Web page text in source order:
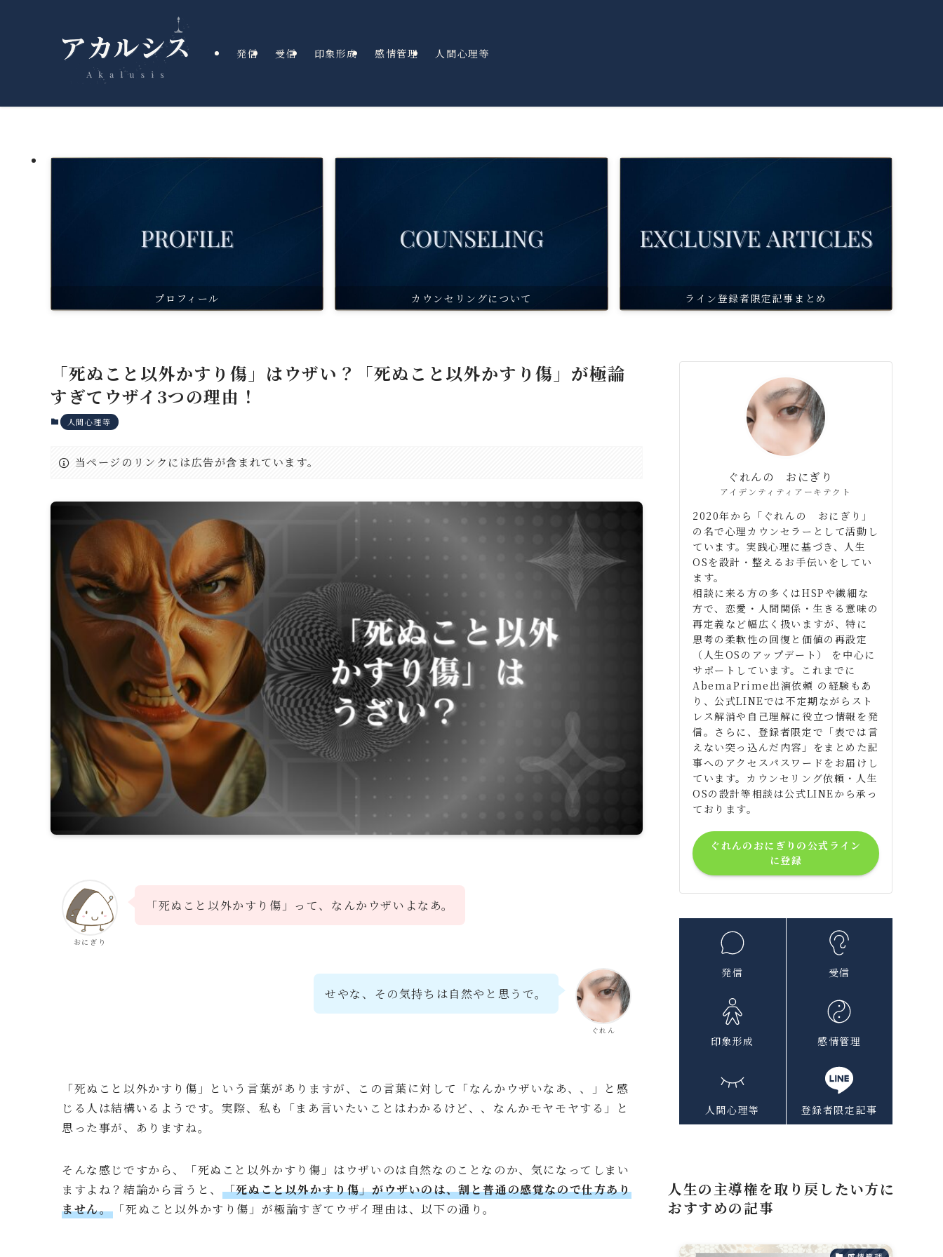
発信 受信 印象形成 感情管理 人間心理等
プロフィール カウンセリングについて ライン登録者限定記事まとめ
「死ぬこと以外かすり傷」はウザい？「死ぬこと以外かすり傷」が極論
すぎてウザイ3つの理由！
人間心理等
当ページのリンクには広告が含まれています。
おにぎり
「死ぬこと以外かすり傷」って、なんかウザいよなあ。
ぐれん
せやな、その気持ちは自然やと思うで。
「死ぬこと以外かすり傷」という言葉がありますが、この言葉に対して「なんかウザいなあ、、」と感
じる人は結構いるようです。実際、私も「まあ言いたいことはわかるけど、、なんかモヤモヤする」と
思った事が、ありますね。
そんな感じですから、「死ぬこと以外かすり傷」はウザいのは自然なのことなのか、気になってしまい
ますよね？結論から言うと、 「死ぬこと以外かすり傷」がウザいのは、割と普通の感覚なので仕方あり
ません。 「死ぬこと以外かすり傷」が極論すぎてウザイ理由は、以下の通り。
ぐれんの おにぎり
アイデンティティアーキテクト
2020年から「ぐれんの おにぎり」
の名で心理カウンセラーとして活動し
ています。実践心理に基づき、人生
OSを設計・整えるお手伝いをしてい
ます。
相談に来る方の多くはHSPや繊細な
方で、恋愛・人間関係・生きる意味の
再定義など幅広く扱いますが、特に
思考の柔軟性の回復と価値の再設定
（人生OSのアップデート） を中心に
サポートしています。これまでに
AbemaPrime出演依頼 の経験もあ
り、公式LINEでは不定期ながらスト
レス解消や自己理解に役立つ情報を発
信。さらに、登録者限定で「表では言
えない突っ込んだ内容」をまとめた記
事へのアクセスパスワードをお届けし
ています。カウンセリング依頼・人生
OSの設計等相談は公式LINEから承っ
ております。
ぐれんのおにぎりの公式ライン
に登録
発信 受信
印象形成 感情管理
人間心理等 登録者限定記事
人生の主導権を取り戻したい方に
おすすめの記事